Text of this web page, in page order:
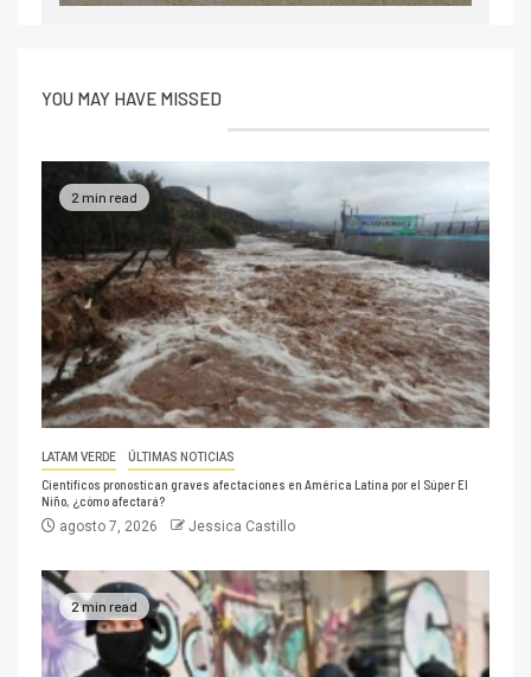
YOU MAY HAVE MISSED
2 min read
LATAM VERDE ÚLTIMAS NOTICIAS
Científicos pronostican graves afectaciones en América Latina por el Súper El
Niño, ¿cómo afectará?
agosto 7, 2026 Jessica Castillo
2 min read